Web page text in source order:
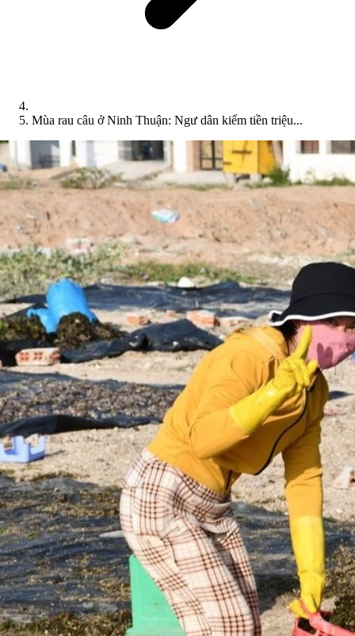
Mùa rau câu ở Ninh Thuận: Ngư dân kiếm tiền triệu...